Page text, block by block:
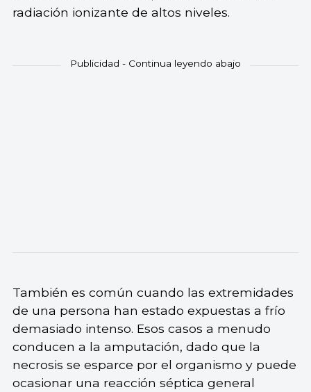
radiación ionizante de altos niveles.
También es común cuando las extremidades
de una persona han estado expuestas a frío
demasiado intenso. Esos casos a menudo
conducen a la amputación, dado que la
necrosis se esparce por el organismo y puede
ocasionar una reacción séptica general